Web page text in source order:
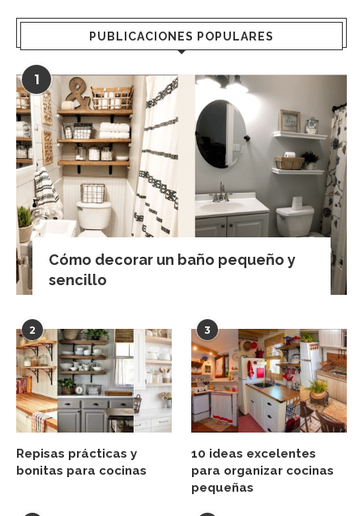
PUBLICACIONES POPULARES
1
Cómo decorar un baño pequeño y
sencillo
2
Repisas prácticas y
bonitas para cocinas
3
10 ideas excelentes
para organizar cocinas
pequeñas